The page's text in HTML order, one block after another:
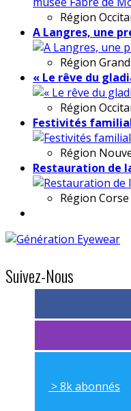
Région
A Langres, une
Région
« Le rêve du
Région
Festivités
Région
Restauration de
Région Corse
Suivez-Nous
> 11k abonnés
> 11k abonnés
> 8k abonnés